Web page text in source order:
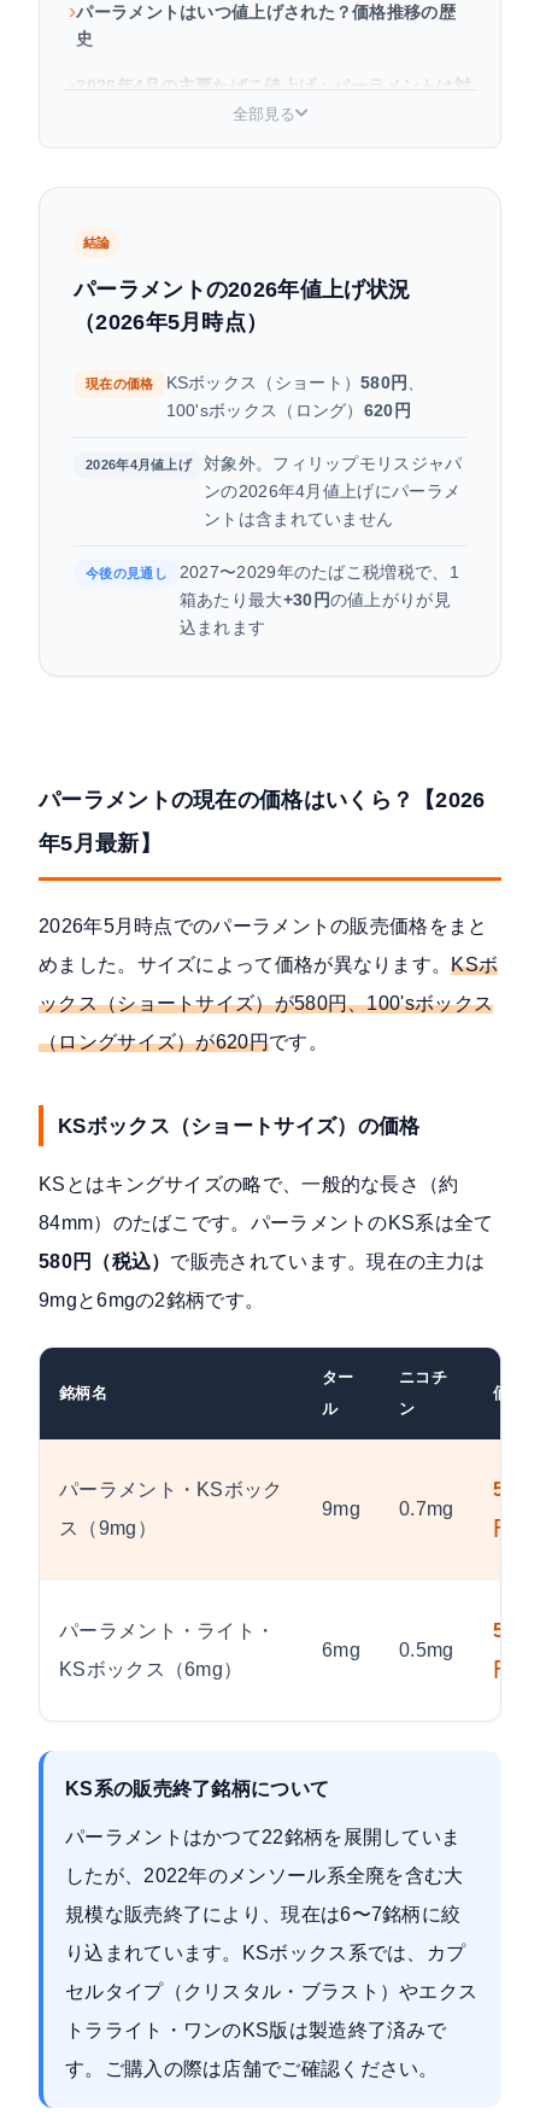
パーラメントはいつ値上げされた？価格推移の歴
史
2026年4月の主要たばこ値上げ：パーラメントは対
の増税スケジュール
まとめ：パーラメントの値上げ状況と今後の見通
よくある質問
全部見る
結論
パーラメントの2026年値上げ状況
（2026年5月時点）
現在の価格 KSボックス（ショート）580円
100'sボックス（ロング） 620円
2026年4月値上げ
対象外。フィリップモリスジャパ
ンの2026年4月値上げにパーラメ
ントは含まれていません
今後の見通し
2027〜2029年のたばこ税増税で、1
箱あたり最大+30円の値上がりが見
込まれます
パーラメントの現在の価格はいくら？【2026
年5月最新】
2026年5月時点でのパーラメントの販売価格をまと
めました。サイズによって価格が異なります。KSボ
ックス（ショートサイズ）が580円、100'sボックス
（ロングサイズ）が620円です。
KSボックス（ショートサイズ）の価格
KSとはキングサイズの略で、一般的な長さ（約
84mm）のたばこです。パーラメントのKS系は全て
580円（税込） で販売されています。現在の主力は
9mgと6mgの2銘柄です。
銘柄名
ター
ル
ニコチ
ン
価格
パーラメント・KSボック
ス（9mg）
9mg 0.7mg
580
円
パーラメント・ライト・
KSボックス（6mg）
6mg 0.5mg
580
円
KS系の販売終了銘柄について
パーラメントはかつて22銘柄を展開していま
したが、2022年のメンソール系全廃を含む大
規模な販売終了により、現在は6〜7銘柄に絞
り込まれています。KSボックス系では、カプ
セルタイプ（クリスタル・ブラスト）やエクス
トラライト・ワンのKS版は製造終了済みで
す。ご購入の際は店舗でご確認ください。